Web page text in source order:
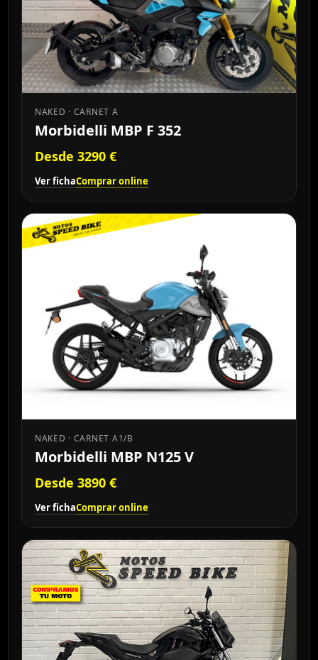
NAKED · CARNET A
Morbidelli MBP F 352
Desde 3290 €
Ver fichaComprar online
NAKED · CARNET A1/B
Morbidelli MBP N125 V
Desde 3890 €
Ver fichaComprar online